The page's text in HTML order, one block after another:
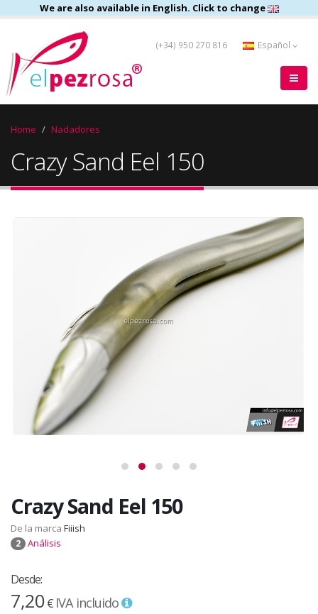
We are also available in English. Click to change
(+34) 950 270 816 Español
Home Nadadores
Crazy Sand Eel 150
Crazy Sand Eel 150
De la marca Fiiish
2 Análisis
Desde:
7,20€ IVA incluido